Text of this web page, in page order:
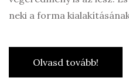
neki a forma
Olvasd tovább!